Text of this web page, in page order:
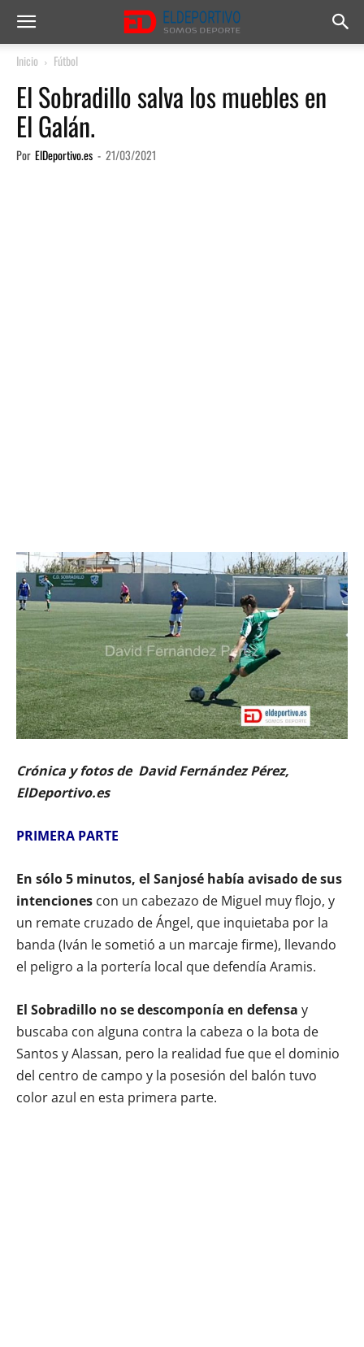
Inicio Fútbol
El Sobradillo salva los muebles en
El Galán.
Por ElDeportivo.es - 21/03/2021
Crónica y fotos de David Fernández Pérez,
ElDeportivo.es
PRIMERA PARTE
En sólo 5 minutos, el Sanjosé había avisado de sus
intenciones con un cabezazo de Miguel muy flojo, y
un remate cruzado de Ángel, que inquietaba por la
banda (Iván le sometió a un marcaje firme), llevando
el peligro a la portería local que defendía Aramis.
El Sobradillo no se descomponía en defensa y
buscaba con alguna contra la cabeza o la bota de
Santos y Alassan, pero la realidad fue que el dominio
del centro de campo y la posesión del balón tuvo
color azul en esta primera parte.